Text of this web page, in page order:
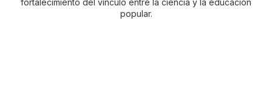
fortalecimiento del vínculo entre la ciencia y la educación
popular.